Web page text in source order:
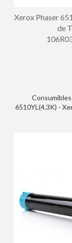
Xerox Phaser
de
6510YL(4.3K) -